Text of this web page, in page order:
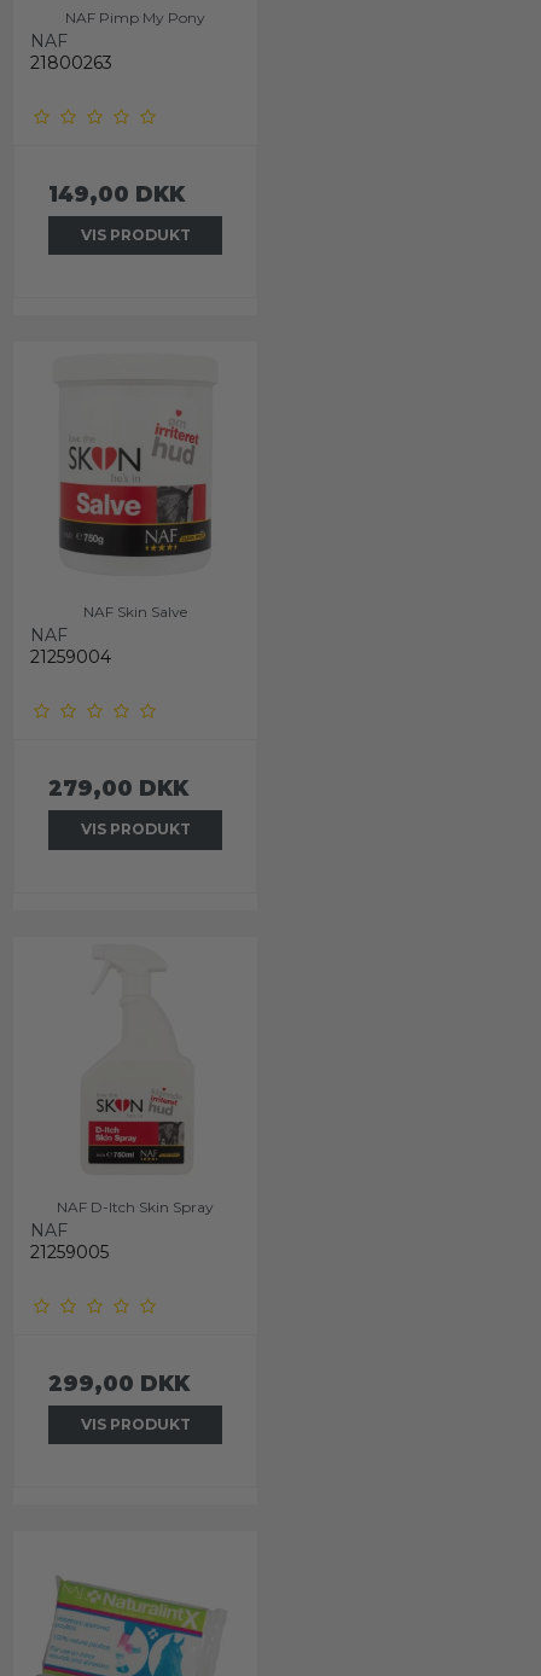
NAF Pimp My Pony
NAF
21800263
149,00 DKK
VIS PRODUKT
NAF Skin Salve
NAF
21259004
279,00 DKK
VIS PRODUKT
NAF D-Itch Skin Spray
NAF
21259005
299,00 DKK
VIS PRODUKT